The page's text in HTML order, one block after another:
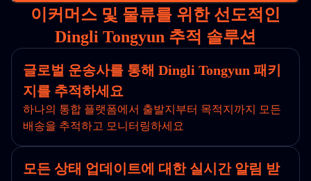
이커머스 및 물류를 위한 선도적인
Dingli Tongyun 추적 솔루션
글로벌 운송사를 통해 Dingli Tongyun 패키
지를 추적하세요
하나의 통합 플랫폼에서 출발지부터 목적지까지 모든
배송을 추적하고 모니터링하세요
모든 상태 업데이트에 대한 실시간 알림 받